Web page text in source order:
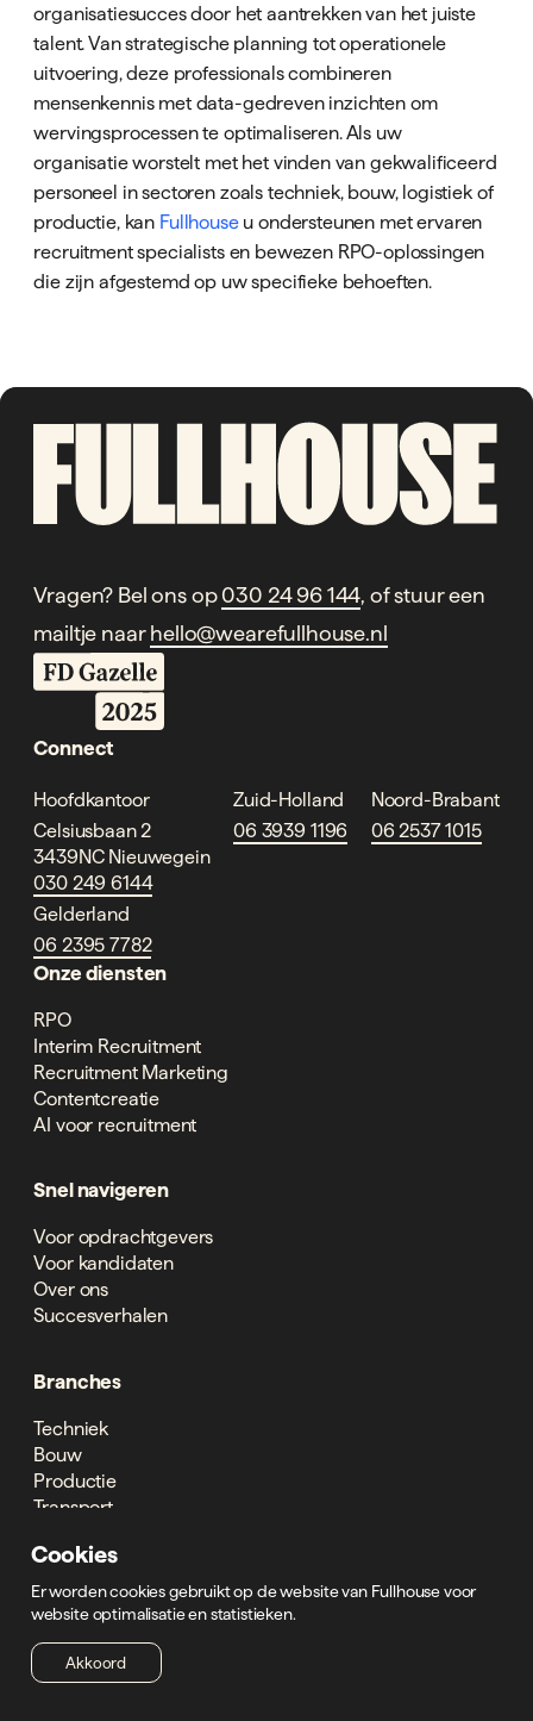
Cookies
Er worden cookies gebruikt op de website van Fullhouse voor
website optimalisatie en statistieken.
Akkoord
organisatiesucces door het aantrekken van het juiste
talent. Van strategische planning tot operationele
uitvoering, deze professionals combineren
mensenkennis met data-gedreven inzichten om
wervingsprocessen te optimaliseren. Als uw
organisatie worstelt met het vinden van gekwalificeerd
personeel in sectoren zoals techniek, bouw, logistiek of
productie, kan Fullhouseu ondersteunen met ervaren
recruitment specialists en bewezen RPO-oplossingen
die zijn afgestemd op uw specifieke behoeften.
Vragen? Bel ons op 030 24 96 144, of stuur een
mailtje naar hello@wearefullhouse.nl
Connect
Hoofdkantoor
Celsiusbaan 2
3439NC Nieuwegein
030 249 6144
Zuid-Holland
06 3939 1196
Noord-Brabant
06 2537 1015
Gelderland
06 2395 7782
Onze diensten
RPO
Interim Recruitment
Recruitment Marketing
Contentcreatie
AI voor recruitment
Snel navigeren
Voor opdrachtgevers
Voor kandidaten
Over ons
Succesverhalen
Branches
Techniek
Bouw
Productie
Transport
Automotive